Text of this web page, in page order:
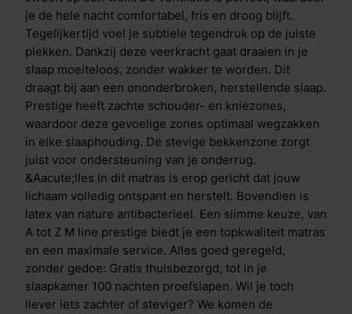
ultieme Prestige-gevoel Beter dan gewoon goed: elke
dag het wow-gevoel Een mens slaapt gemiddeld een
derde van zijn leven. M line Prestige maakt van die
tijd de beste uren van je dag. Slim ontworpen,
vakkundig opgebouwd en geleverd met uitstekende
service. Alles klopt, elke dag weer.
je de hele nacht comfortabel, fris en droog blijft.
Tegelijkertijd voel je subtiele tegendruk op de juiste
plekken. Dankzij deze veerkracht gaat draaien in je
slaap moeiteloos, zonder wakker te worden. Dit
draagt bij aan een ononderbroken, herstellende slaap.
Prestige heeft zachte schouder- en kniezones,
waardoor deze gevoelige zones optimaal wegzakken
in elke slaaphouding. De stevige bekkenzone zorgt
juist voor ondersteuning van je onderrug.
&Aacute;lles in dit matras is erop gericht dat jouw
lichaam volledig ontspant en herstelt. Bovendien is
latex van nature antibacterieel. Een slimme keuze, van
A tot Z M line prestige biedt je een topkwaliteit matras
en een maximale service. Alles goed geregeld,
zonder gedoe: Gratis thuisbezorgd, tot in je
slaapkamer 100 nachten proefslapen. Wil je toch
liever iets zachter of steviger? We komen de